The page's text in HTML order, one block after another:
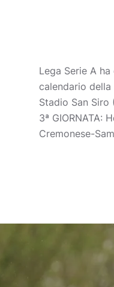
Lega Serie A
calendario della
Stadio San Siro
3ª GIORNATA:
Cremonese-